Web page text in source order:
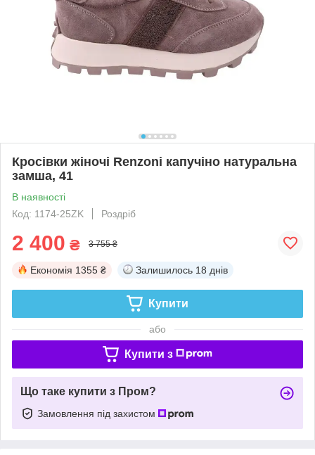
Кросівки жіночі Renzoni капучіно натуральна
замша, 41
В наявності
Код: 1174-25ZK
Роздріб
2 400 ₴ 3 755 ₴
Економія 1355 ₴ Залишилось 18 днів
Купити
або
Купити з
Що таке купити з Пром?
Замовлення під захистом